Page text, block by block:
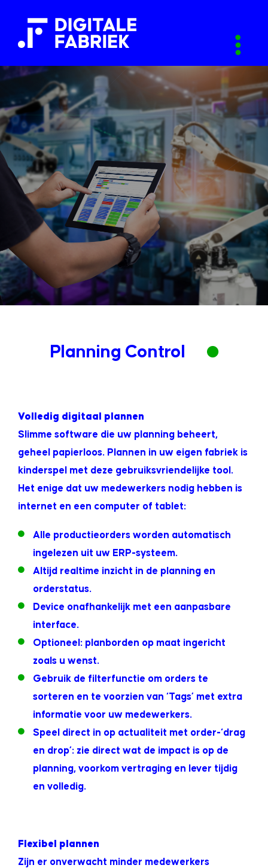
Planning Control
Volledig digitaal plannen
Slimme software die uw planning beheert,
geheel papierloos. Plannen in uw eigen fabriek is
kinderspel met deze gebruiksvriendelijke tool.
Het enige dat uw medewerkers nodig hebben is
internet en een computer of tablet:
Alle productieorders worden automatisch
ingelezen uit uw ERP-systeem.
Altijd realtime inzicht in de planning en
orderstatus.
Device onafhankelijk met een aanpasbare
interface.
Optioneel: planborden op maat ingericht
zoals u wenst.
Gebruik de filterfunctie om orders te
sorteren en te voorzien van ‘Tags’ met extra
informatie voor uw medewerkers.
Speel direct in op actualiteit met order-‘drag
en drop’: zie direct wat de impact is op de
planning, voorkom vertraging en lever tijdig
en volledig.
Flexibel plannen
Zijn er onverwacht minder medewerkers